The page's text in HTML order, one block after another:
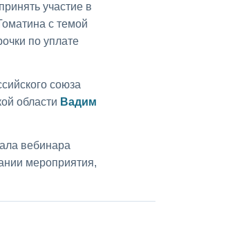
участие в
с темой
по уплате
союза
области Вадим
вебинара
мероприятия,